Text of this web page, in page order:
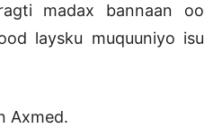
madax bannaan oo
laysku muquuniyo isu
Axmed.